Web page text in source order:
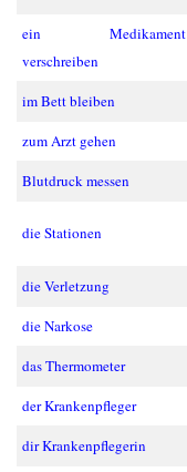
ein Medikament
verschreiben
im Bett bleiben
zum Arzt gehen
Blutdruck messen
die Stationen
die Verletzung
die Narkose
das Thermometer
der Krankenpfleger
dir Krankenpflegerin